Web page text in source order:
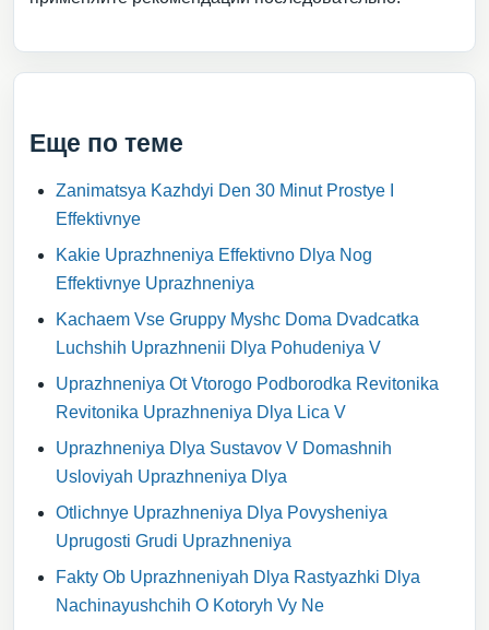
Еще по теме
Zanimatsya Kazhdyi Den 30 Minut Prostye I
Effektivnye
Kakie Uprazhneniya Effektivno Dlya Nog
Effektivnye Uprazhneniya
Kachaem Vse Gruppy Myshc Doma Dvadcatka
Luchshih Uprazhnenii Dlya Pohudeniya V
Uprazhneniya Ot Vtorogo Podborodka Revitonika
Revitonika Uprazhneniya Dlya Lica V
Uprazhneniya Dlya Sustavov V Domashnih
Usloviyah Uprazhneniya Dlya
Otlichnye Uprazhneniya Dlya Povysheniya
Uprugosti Grudi Uprazhneniya
Fakty Ob Uprazhneniyah Dlya Rastyazhki Dlya
Nachinayushchih O Kotoryh Vy Ne